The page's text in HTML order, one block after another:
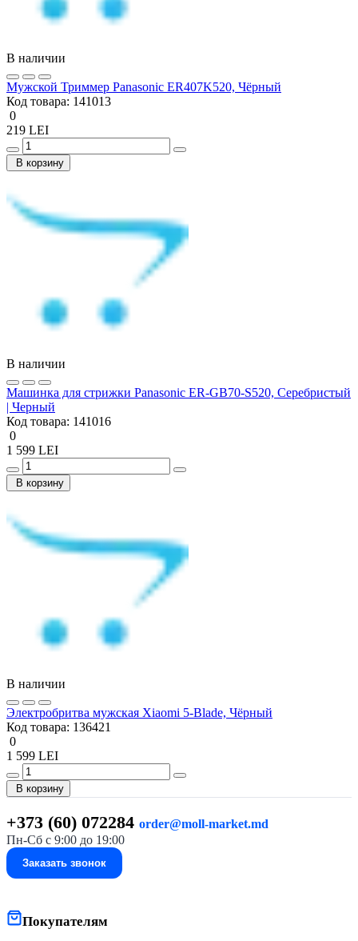
В наличии
Мужской Триммер Panasonic ER407K520, Чёрный
Код товара: 141013
0
219 LEI
В корзину
В наличии
Машинка для стрижки Panasonic ER-GB70-S520, Серебристый
| Черный
Код товара: 141016
0
1 599 LEI
В корзину
В наличии
Электробритва мужская Xiaomi 5-Blade, Чёрный
Код товара: 136421
0
1 599 LEI
В корзину
+373 (60) 072284 order@moll-market.md
Пн-Сб с 9:00 до 19:00
Заказать звонок
Покупателям